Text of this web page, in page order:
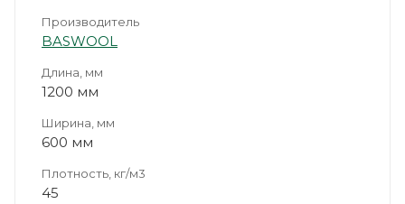
Производитель
BASWOOL
Длина, мм
1200 мм
Ширина, мм
600 мм
Плотность, кг/м3
45